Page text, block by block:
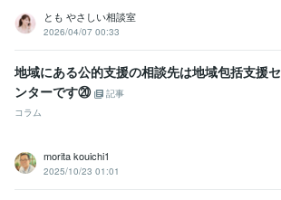
とも やさしい相談室
2026/04/07 00:33
地域にある公的支援の相談先は地域包括支援セ
ンターです⑳
記事
コラム
morita kouichi1
2025/10/23 01:01